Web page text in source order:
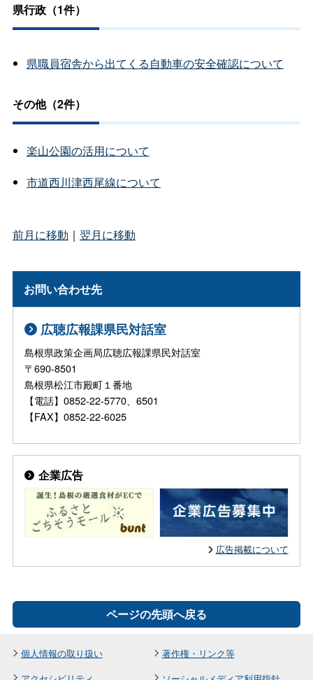
県行政（1件）
県職員宿舎から出てくる自動車の安全確認について
その他（2件）
楽山公園の活用について
市道西川津西尾線について
前月に移動 ｜ 翌月に移動
お問い合わせ先
広聴広報課県民対話室
島根県政策企画局広聴広報課県民対話室
〒690-8501
島根県松江市殿町１番地
【電話】0852-22-5770、6501
【FAX】0852-22-6025
企業広告
広告掲載について
ページの先頭へ戻る
個人情報の取り扱い
著作権・リンク等